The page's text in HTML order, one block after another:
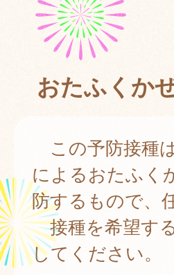
おたふくか
この予防接種
によるおたふく
防するもので、
接種を希望す
してください。